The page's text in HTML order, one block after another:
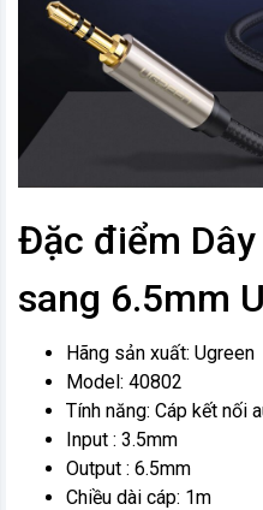
Đặc điểm
sang 6.5mm
Hãng sản xuất: Ugreen
Model: 40802
Tính năng: Cáp kết nối
Input : 3.5mm
Output : 6.5mm
Chiều dài cáp: 1m